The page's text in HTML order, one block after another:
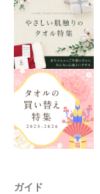
ガイド